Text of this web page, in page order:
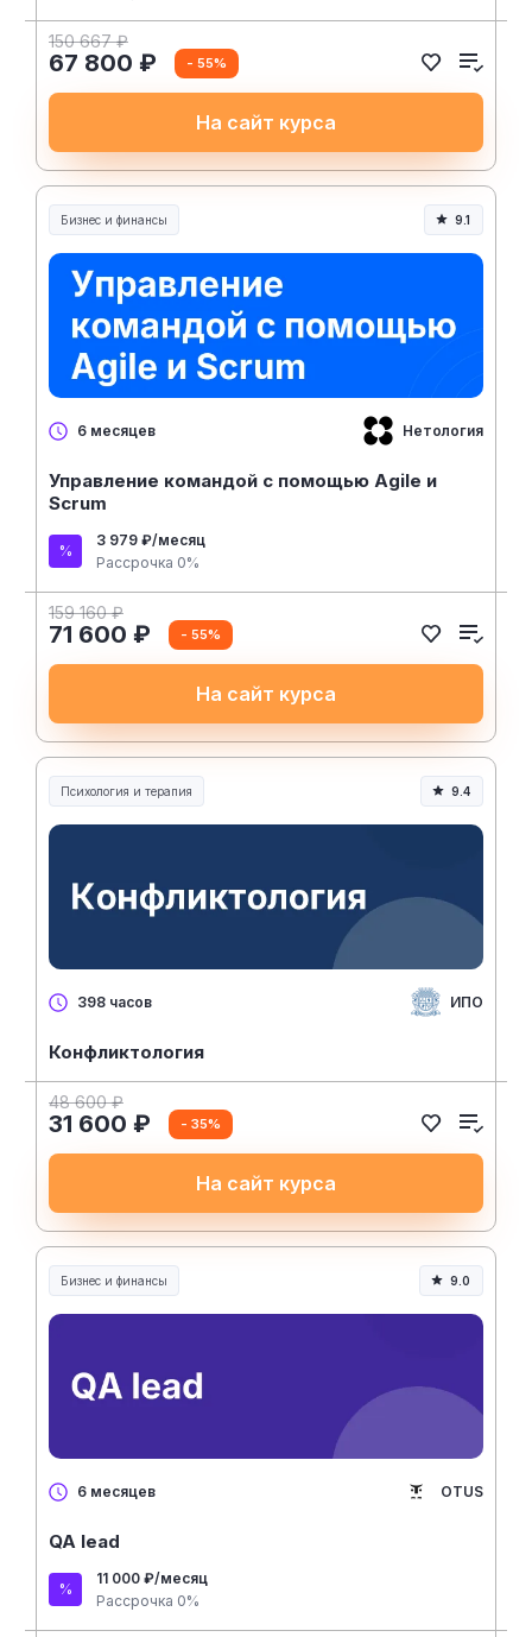
150 667 ₽
67 800 ₽ - 55%
На сайт курса
Бизнес и финансы 9.1
6 месяцев Нетология
Управление командой с помощью Agile и
Scrum
3 979 ₽/месяц
Рассрочка 0%
159 160 ₽
71 600 ₽ - 55%
На сайт курса
Психология и терапия 9.4
398 часов ИПО
Конфликтология
48 600 ₽
31 600 ₽ - 35%
На сайт курса
Бизнес и финансы 9.0
6 месяцев OTUS
QA lead
11 000 ₽/месяц
Рассрочка 0%